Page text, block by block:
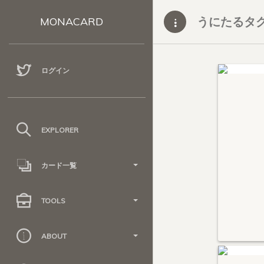
MONACARD
ログイン
EXPLORER
カード一覧
TOOLS
ABOUT
うにたるタ